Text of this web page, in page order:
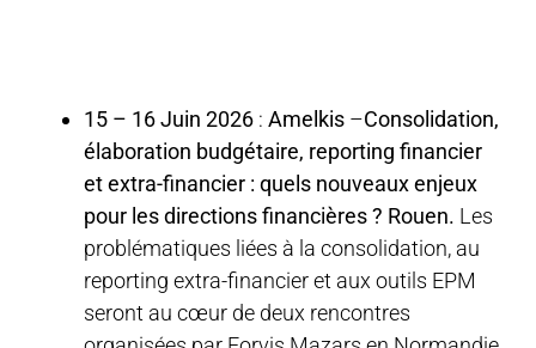
15 – 16 Juin 2026 : Amelkis –Consolidation,
élaboration budgétaire, reporting financier
et extra-financier : quels nouveaux enjeux
pour les directions financières ? Rouen. Les
problématiques liées à la consolidation, au
reporting extra-financier et aux outils EPM
seront au cœur de deux rencontres